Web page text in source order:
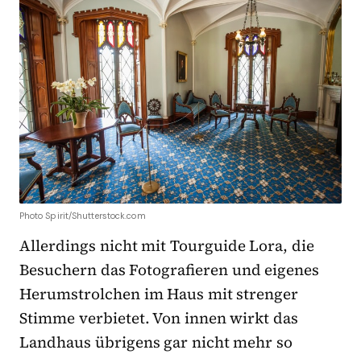
Photo Spirit/Shutterstock.com
Allerdings nicht mit Tourguide Lora, die
Besuchern das Fotografieren und eigenes
Herumstrolchen im Haus mit strenger
Stimme verbietet. Von innen wirkt das
Landhaus übrigens gar nicht mehr so